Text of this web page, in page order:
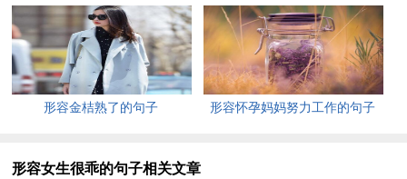
【闻一知十】形容人禀赋聪敏，领悟力、类推力强。
【多才多艺】具多方面的才能和技艺。
【过目不忘】形容记忆力很强，看过后不易忘记。
形容金桔熟了的句子 形容怀孕妈妈努力工作的句子
形容女生很乖的句子相关文章